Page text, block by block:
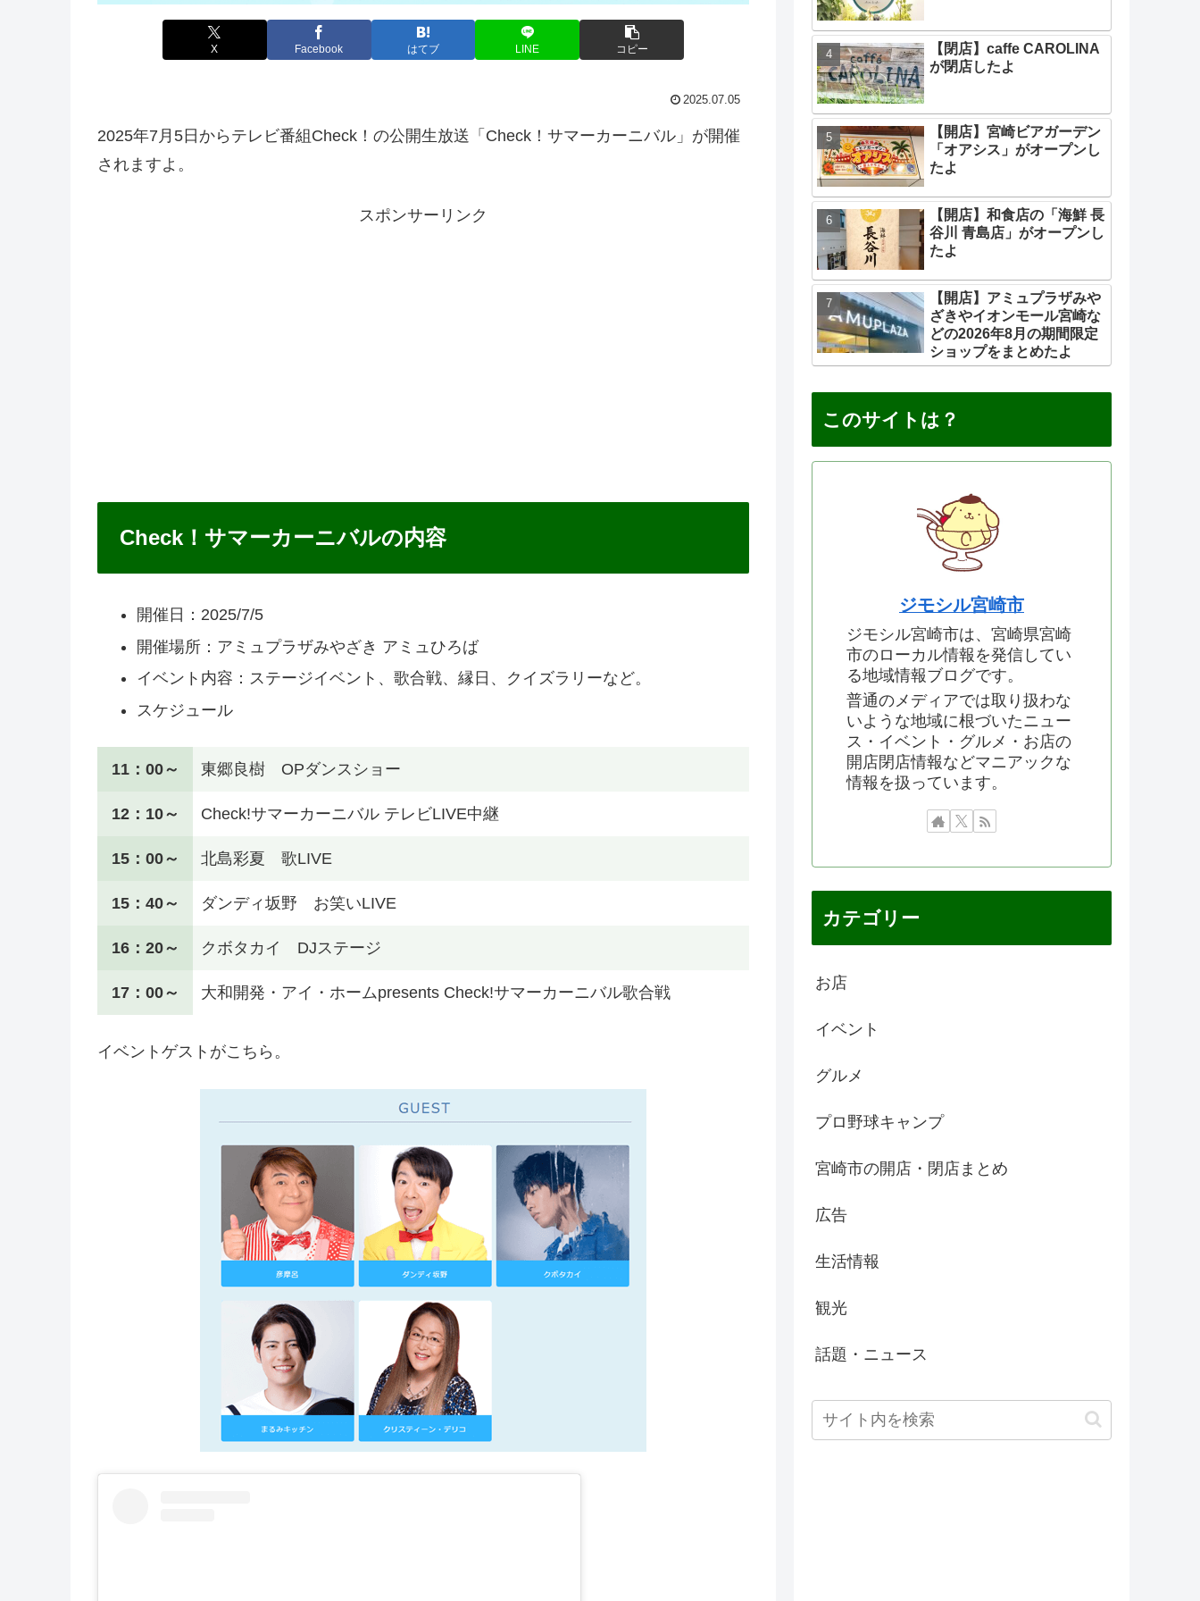
X Facebook はてブ LINE コピー
2025.07.05
2025年7月5日からテレビ番組Check！の公開生放送「Check！サマーカーニバル」が開催
されますよ。
スポンサーリンク
Check！サマーカーニバルの内容
開催日：2025/7/5
開催場所：アミュプラザみやざき アミュひろば
イベント内容：ステージイベント、歌合戦、縁日、クイズラリーなど。
スケジュール
11：00～ 東郷良樹 OPダンスショー
12：10～ Check!サマーカーニバル テレビLIVE中継
15：00～ 北島彩夏 歌LIVE
15：40～ ダンディ坂野 お笑いLIVE
16：20～ クボタカイ DJステージ
17：00～ 大和開発・アイ・ホームpresents Check!サマーカーニバル歌合戦
イベントゲストがこちら。
【閉店】caffe CAROLINA
が閉店したよ
【開店】宮崎ビアガーデン
「オアシス」がオープンし
たよ
【開店】和食店の「海鮮 長
谷川 青島店」がオープンし
たよ
【開店】アミュプラザみや
ざきやイオンモール宮崎な
どの2026年8月の期間限定
ショップをまとめたよ
このサイトは？
ジモシル宮崎市
ジモシル宮崎市は、宮崎県宮崎
市のローカル情報を発信してい
る地域情報ブログです。
普通のメディアでは取り扱わな
いような地域に根づいたニュー
ス・イベント・グルメ・お店の
開店閉店情報などマニアックな
情報を扱っています。
カテゴリー
お店
イベント
グルメ
プロ野球キャンプ
宮崎市の開店・閉店まとめ
広告
生活情報
観光
話題・ニュース